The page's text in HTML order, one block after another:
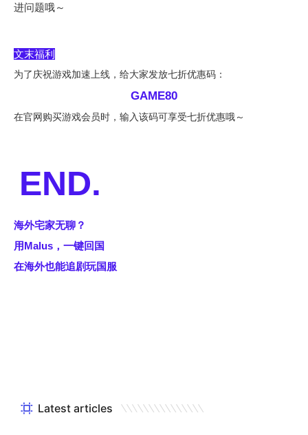
进问题哦～
文末福利
为了庆祝游戏加速上线，给大家发放七折优惠码：
GAME80
在官网购买游戏会员时，输入该码可享受七折优惠哦～
END.
海外宅家无聊？
用Malus，一键回国
在海外也能追剧玩国服
Latest articles